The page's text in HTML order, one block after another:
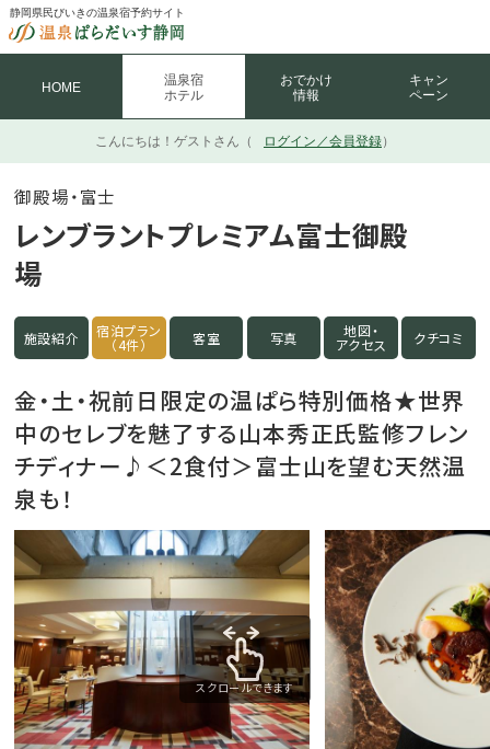
静岡県民びいきの温泉宿予約サイト
HOME
温泉宿
ホテル
おでかけ
情報
キャン
ペーン
こんにちは！ ゲストさん（ ログイン／会員登録）
御殿場・富士
レンブラントプレミアム富士御殿
場
施設紹介 宿泊プラン
（4件） 客室 写真 地図・
アクセス クチコミ
金・土・祝前日限定の温ぱら特別価格★世界
中のセレブを魅了する山本秀正氏監修フレン
チディナー♪＜2食付＞富士山を望む天然温
泉も！
スクロールできます